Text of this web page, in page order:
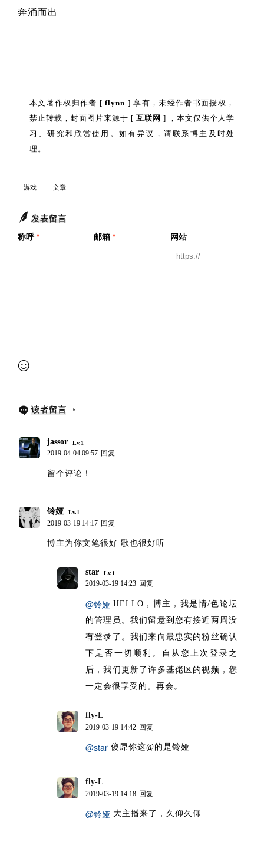
奔涌而出
本文著作权归作者 [flynn ] 享有，未经作者书面授权，
禁止转载，封面图片来源于 [ 互联网 ] ，本文仅供个人学
习、研究和欣赏使用。如有异议，请联系博主及时处
理。
游戏 文章
发表留言
称呼 * 邮箱 * 网站
读者留言 6
jassor Lv.1
2019-04-04 09:57 回复
留个评论！
铃娅 Lv.1
2019-03-19 14:17 回复
博主为你文笔很好 歌也很好听
star Lv.1
2019-03-19 14:23 回复
@铃娅 HELLO，博主，我是情/色论坛
的管理员。我们留意到您有接近两周没
有登录了。我们来向最忠实的粉丝确认
下是否一切顺利。自从您上次登录之
后，我们更新了许多基佬区的视频，您
一定会很享受的。再会。
fly-L
2019-03-19 14:42 回复
@star 傻屌你这@的是铃娅
fly-L
2019-03-19 14:18 回复
@铃娅 大主播来了，久仰久仰